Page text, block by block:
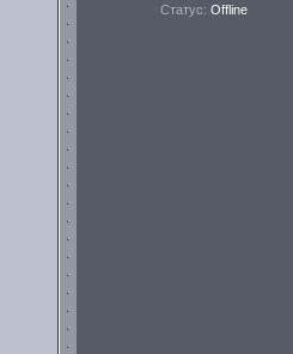
Статус: Offline